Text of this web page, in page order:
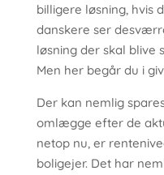
billigere løsning, hvis
danskere ser
løsning der skal blive
Men her begår du i
Der kan nemlig
omlægge efter de
netop nu, er
boligejer. Det har